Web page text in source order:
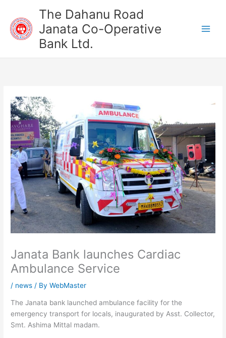
content
The Dahanu Road
Janata Co-Operative
Bank Ltd.
Janata Bank launches Cardiac
Ambulance Service
/ news / ByWebMaster
The Janata bank launched ambulance facility for the
emergency transport for locals, inaugurated by Asst. Collector,
Smt. Ashima Mittal madam.